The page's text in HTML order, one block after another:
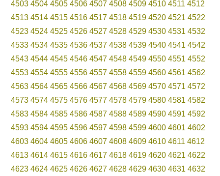
4503 4504 4505 4506 4507 4508 4509 4510 4511 4512
4513 4514 4515 4516 4517 4518 4519 4520 4521 4522
4523 4524 4525 4526 4527 4528 4529 4530 4531 4532
4533 4534 4535 4536 4537 4538 4539 4540 4541 4542
4543 4544 4545 4546 4547 4548 4549 4550 4551 4552
4553 4554 4555 4556 4557 4558 4559 4560 4561 4562
4563 4564 4565 4566 4567 4568 4569 4570 4571 4572
4573 4574 4575 4576 4577 4578 4579 4580 4581 4582
4583 4584 4585 4586 4587 4588 4589 4590 4591 4592
4593 4594 4595 4596 4597 4598 4599 4600 4601 4602
4603 4604 4605 4606 4607 4608 4609 4610 4611 4612
4613 4614 4615 4616 4617 4618 4619 4620 4621 4622
4623 4624 4625 4626 4627 4628 4629 4630 4631 4632